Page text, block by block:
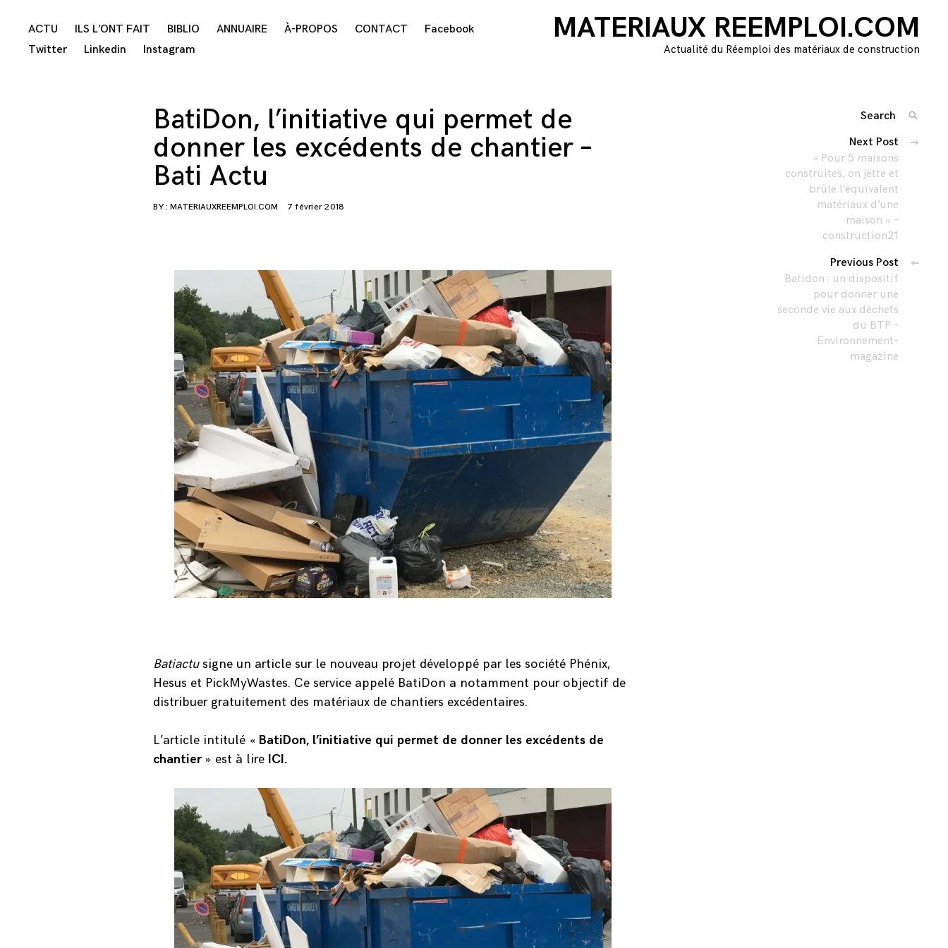
Skip
to
MATERIAUX REEMPLOI.COM
Actualité du Réemploi des matériaux de construction
ACTU ILS L’ONT FAIT BIBLIO ANNUAIRE À-PROPOS CONTACT
Facebook
Twitter
Linkedin Instagram
BatiDon, l’initiative qui permet de
donner les excédents de chantier –
Bati Actu
BY : MATERIAUXREEMPLOI.COM 7 février 2018
Batiactusigne un article sur le nouveau projet développé par les société Phénix,
Hesus et PickMyWastes. Ce service appelé BatiDon a notamment pour objectif de
distribuer gratuitement des matériaux de chantiers excédentaires.
L’article intitulé « BatiDon, l’initiative qui permet de donner les excédents de
chantier» est à lire ICI.
Navigation
des
articles
Next Post
« Pour 5 maisons
construites, on jette et
brûle l’équivalent
matériaux d’une
maison » –
construction21
Previous Post
Batidon : un dispositif
pour donner une
seconde vie aux déchets
du BTP –
Environnement-
magazine